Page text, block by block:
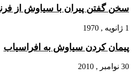
سخن گفتن پیران با سیاوش از
1 ژانویه , 1970
پیمان کردن سیاوش به افراسیاب‏
30 نوامبر , 2010